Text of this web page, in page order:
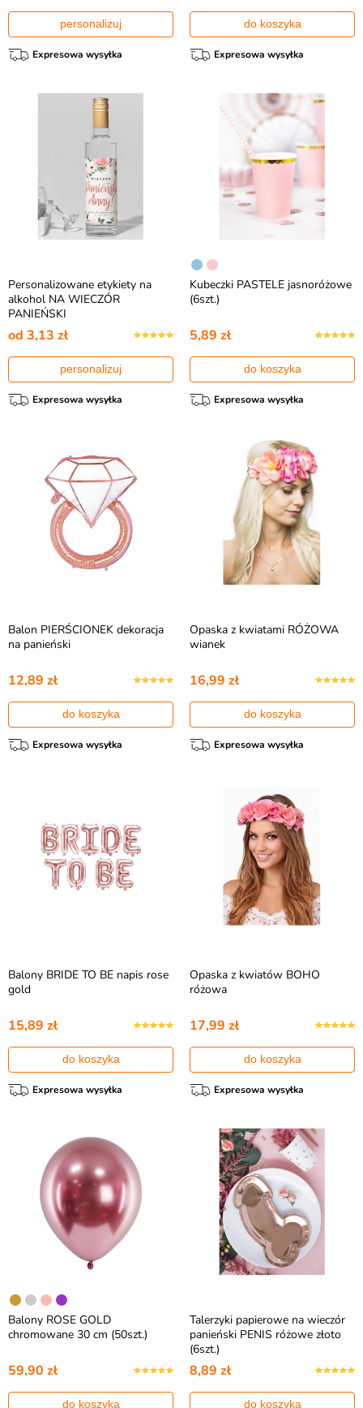
personalizuj
Expresowa wysyłka
do koszyka
Expresowa wysyłka
Personalizowane etykiety na
alkohol NA WIECZÓR
PANIEŃSKI
od 3,13 zł
personalizuj
Expresowa wysyłka
Kubeczki PASTELE jasnoróżowe
(6szt.)
5,89 zł
do koszyka
Expresowa wysyłka
Balon PIERŚCIONEK dekoracja
na panieński
12,89 zł
do koszyka
Expresowa wysyłka
Opaska z kwiatami RÓŻOWA
wianek
16,99 zł
do koszyka
Expresowa wysyłka
Balony BRIDE TO BE napis rose
gold
15,89 zł
do koszyka
Expresowa wysyłka
Opaska z kwiatów BOHO
różowa
17,99 zł
do koszyka
Expresowa wysyłka
Balony ROSE GOLD
chromowane 30 cm (50szt.)
59,90 zł
do koszyka
Talerzyki papierowe na wieczór
panieński PENIS różowe złoto
(6szt.)
8,89 zł
do koszyka